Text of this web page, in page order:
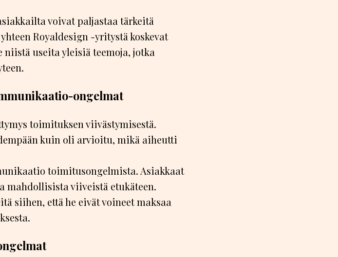
voivat paljastaa tärkeitä
Royaldesign -yritystä koskevat
useita yleisiä teemoja, jotka
ongelmat
toimituksen viivästymisestä.
kuin oli arvioitu, mikä aiheutti
toimitusongelmista. Asiakkaat
mahdollisista viiveistä etukäteen.
siihen, että he eivät voineet maksaa